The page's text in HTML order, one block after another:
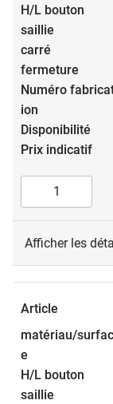
Afficher les